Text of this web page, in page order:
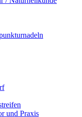
und Praxis